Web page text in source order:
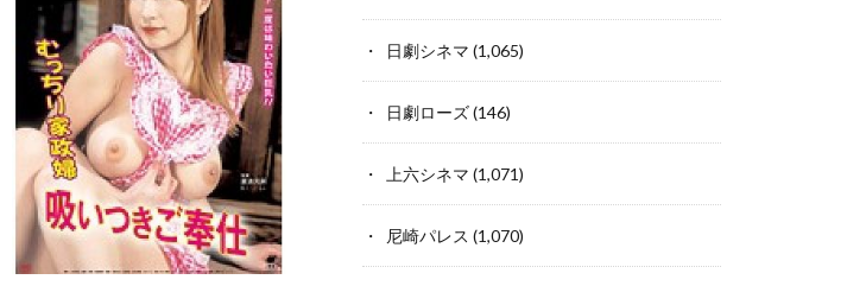
日劇シネマ (1,065)
日劇ローズ(146)
上六シネマ (1,071)
尼崎パレス (1,070)